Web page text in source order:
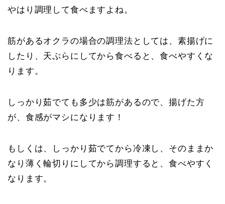
やはり調理して食べますよね。
筋があるオクラの場合の調理法としては、素揚げに
したり、天ぷらにしてから食べると、食べやすくな
ります。
しっかり茹でても多少は筋があるので、揚げた方
が、食感がマシになります！
もしくは、しっかり茹でてから冷凍し、そのままか
なり薄く輪切りにしてから調理すると、食べやすく
なります。